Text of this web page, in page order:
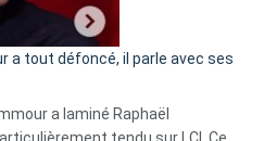
«
C’est
fake
news
a tout défoncé, il parle avec ses
a laminé Raphaël
tendu sur LCI, Ce